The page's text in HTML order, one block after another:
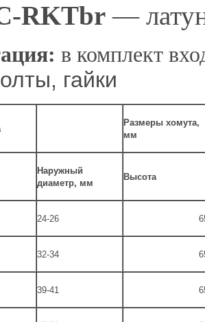
RKTbr —
в комплект
гайки
Размеры хомута,
мм
Наружный
диаметр, мм
Высота
24-26
32-34
39-41